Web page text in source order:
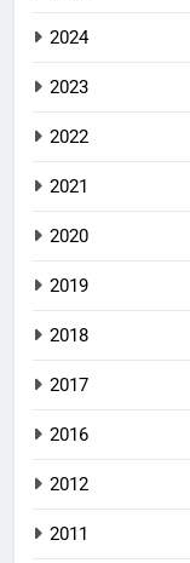
2024
2023
2022
2021
2020
2019
2018
2017
2016
2012
2011